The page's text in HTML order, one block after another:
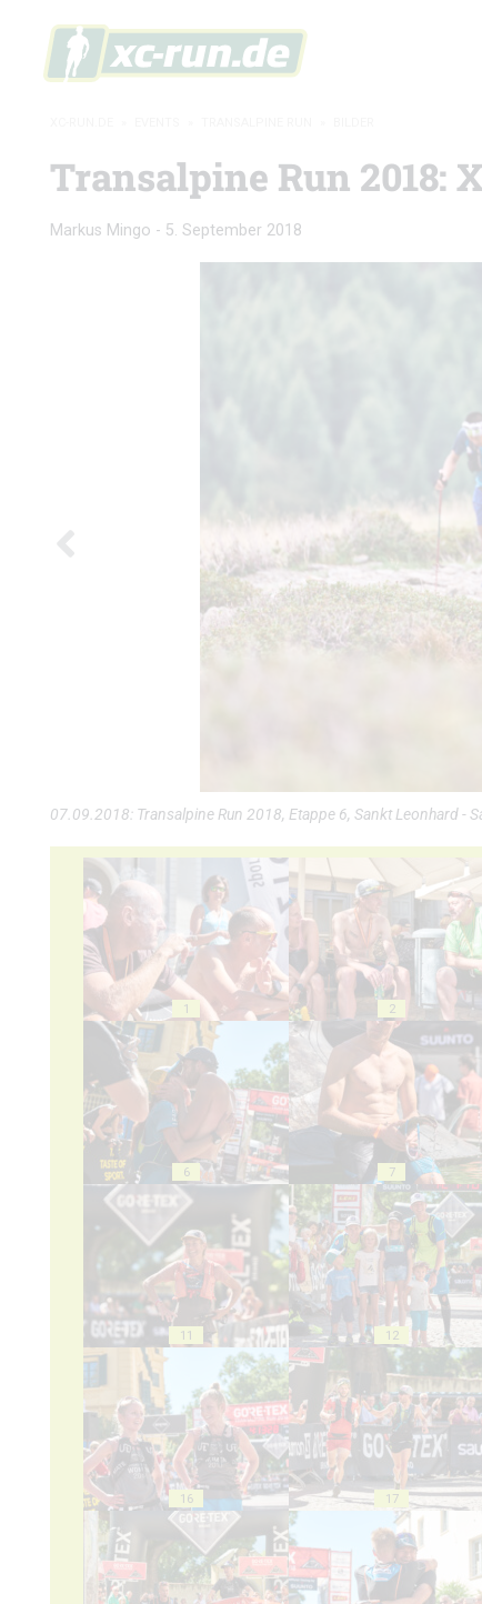
Transalpine Run 2018:
Markus Mingo - 5. September 2018
07.09.2018: Transalpine Run 2018, Etappe 6, Sankt Leonhard -
1 2
6 7
11 12
16 17